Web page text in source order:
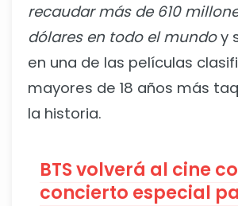
recaudar más de 610
dólares en todo el mundoy
en una de las películas
mayores de 18 años más
la historia.
BTS volverá al cine
concierto especial